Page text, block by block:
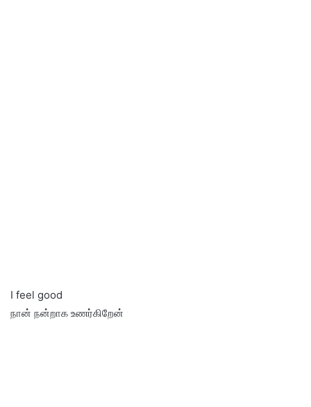
I feel good
நான் நன்றாக உணர்கிறேன்